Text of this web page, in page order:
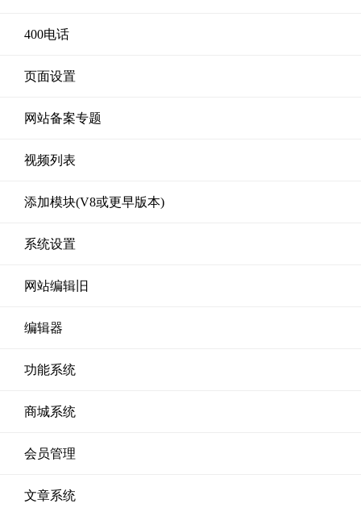
400电话
页面设置
网站备案专题
视频列表
添加模块(V8或更早版本)
系统设置
网站编辑旧
编辑器
功能系统
商城系统
会员管理
文章系统